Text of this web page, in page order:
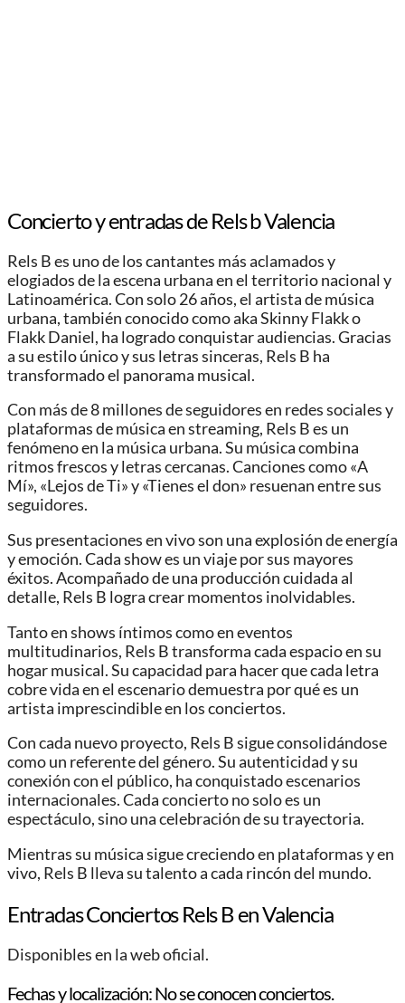
Concierto y entradas de Rels b Valencia
Rels B es uno de los cantantes más aclamados y
elogiados de la escena urbana en el territorio nacional y
Latinoamérica. Con solo 26 años, el artista de música
urbana, también conocido como aka Skinny Flakk o
Flakk Daniel, ha logrado conquistar audiencias. Gracias
a su estilo único y sus letras sinceras, Rels B ha
transformado el panorama musical.
Con más de 8 millones de seguidores en redes sociales y
plataformas de música en streaming, Rels B es un
fenómeno en la música urbana. Su música combina
ritmos frescos y letras cercanas. Canciones como «A
Mí», «Lejos de Ti» y «Tienes el don» resuenan entre sus
seguidores.
Sus presentaciones en vivo son una explosión de energía
y emoción. Cada show es un viaje por sus mayores
éxitos. Acompañado de una producción cuidada al
detalle, Rels B logra crear momentos inolvidables.
Tanto en shows íntimos como en eventos
multitudinarios, Rels B transforma cada espacio en su
hogar musical. Su capacidad para hacer que cada letra
cobre vida en el escenario demuestra por qué es un
artista imprescindible en los conciertos.
Con cada nuevo proyecto, Rels B sigue consolidándose
como un referente del género. Su autenticidad y su
conexión con el público, ha conquistado escenarios
internacionales. Cada concierto no solo es un
espectáculo, sino una celebración de su trayectoria.
Mientras su música sigue creciendo en plataformas y en
vivo, Rels B lleva su talento a cada rincón del mundo.
Entradas Conciertos Rels B en Valencia
Disponibles en la web oficial.
Fechas y localización: No se conocen conciertos.